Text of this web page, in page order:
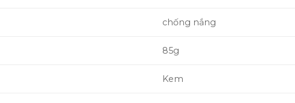
chống nắng
85g
Kem